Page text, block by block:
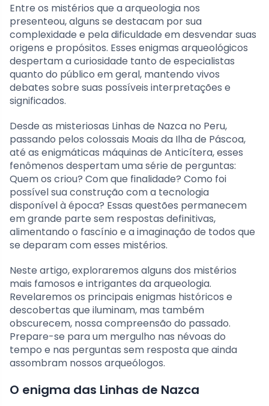
Entre os mistérios que a arqueologia nos
presenteou, alguns se destacam por sua
complexidade e pela dificuldade em desvendar suas
origens e propósitos. Esses enigmas arqueológicos
despertam a curiosidade tanto de especialistas
quanto do público em geral, mantendo vivos
debates sobre suas possíveis interpretações e
significados.
Desde as misteriosas Linhas de Nazca no Peru,
passando pelos colossais Moais da Ilha de Páscoa,
até as enigmáticas máquinas de Anticítera, esses
fenômenos despertam uma série de perguntas:
Quem os criou? Com que finalidade? Como foi
possível sua construção com a tecnologia
disponível à época? Essas questões permanecem
em grande parte sem respostas definitivas,
alimentando o fascínio e a imaginação de todos que
se deparam com esses mistérios.
Neste artigo, exploraremos alguns dos mistérios
mais famosos e intrigantes da arqueologia.
Revelaremos os principais enigmas históricos e
descobertas que iluminam, mas também
obscurecem, nossa compreensão do passado.
Prepare-se para um mergulho nas névoas do
tempo e nas perguntas sem resposta que ainda
assombram nossos arqueólogos.
O enigma das Linhas de Nazca